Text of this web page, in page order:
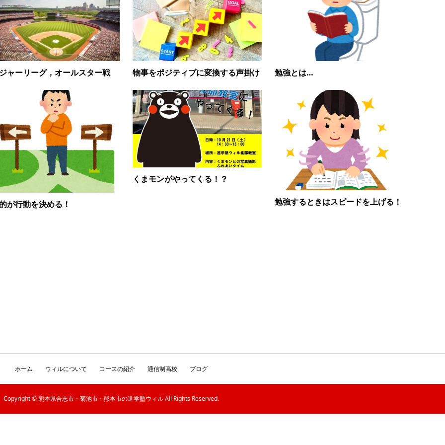
ャーリーグ，オールスター戦 物事をポジティブに変換する声掛け 勉強とは…
が行動を決める！
くまモンがやってくる！？
勉強するときはスピードを上げる！
ホーム ウィルについて コースの紹介 通信制高校 ブログ
Copyright © 熊本県合志市・菊池市・熊本市の進学塾ウィル All Rights Reserved.